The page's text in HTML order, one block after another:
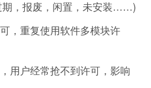
期，报废，闲置，未安装……)
，重复使用软件多模块许
用户经常抢不到许可，影响